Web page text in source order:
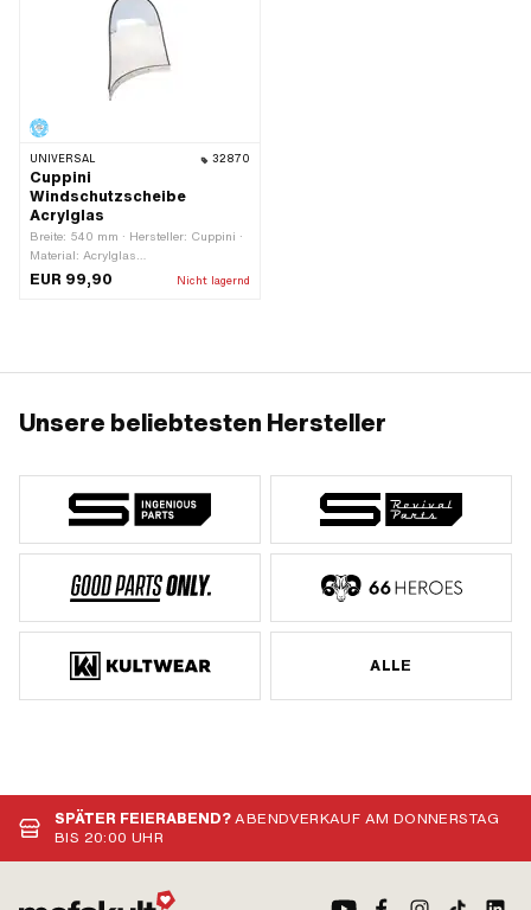
UNIVERSAL 32870
Cuppini
Windschutzscheibe
Acrylglas
Breite: 540 mm · Hersteller: Cuppini ·
Material: Acrylglas
(umgangssprachlich bekannt als
EUR 99,90 Nicht lagernd
Unsere beliebtesten Hersteller
ALLE
SPÄTER FEIERABEND?ABENDVERKAUF AM DONNERSTAG
BIS 20:00 UHR